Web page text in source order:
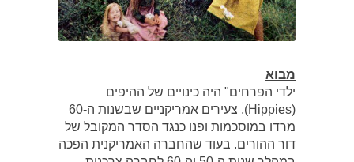
מבוא
ילדי הפרחים" היה כינויים של ההיפים
(Hippies), צעירים אמריקניים שבשנות ה-60
מרדו במוסכמות ופנו כנגד הסדר המקובל של
דור ההורים. בעוד שהחברה האמריקנית הפכה